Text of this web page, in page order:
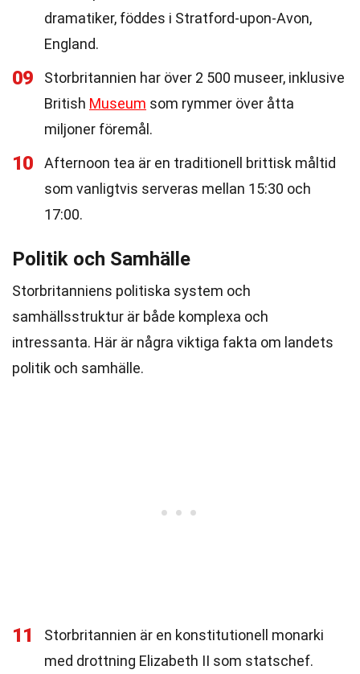
dramatiker, föddes i Stratford-upon-Avon,
England.
09
Storbritannien har över 2 500 museer, inklusive
British Museum som rymmer över åtta
miljoner föremål.
10
Afternoon tea är en traditionell brittisk måltid
som vanligtvis serveras mellan 15:30 och
17:00.
Politik och Samhälle
Storbritanniens politiska system och
samhällsstruktur är både komplexa och
intressanta. Här är några viktiga fakta om landets
politik och samhälle.
11
Storbritannien är en konstitutionell monarki
med drottning Elizabeth II som statschef.